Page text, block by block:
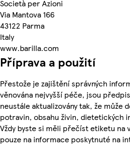
Società per Azioni
Via Mantova 166
43122 Parma
Italy
www.barilla.com
Příprava a použití
Přestože je zajištění správných
věnována nejvyšší péče, jsou
neustále aktualizovány tak, že může
potravin, obsahu živin, dietetických
Vždy byste si měli přečíst etiketu na
pouze na informace poskytnuté na